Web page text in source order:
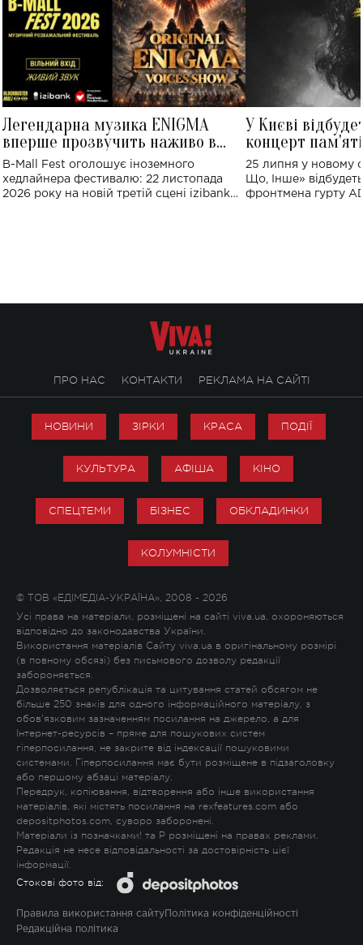
Легендарна музика ENIGMA
вперше прозвучить наживо в
Україні: де відбудеться концерт
B-Mall Fest оголошує іноземного
хедлайнера фестивалю: 22 листопада
2026 року на новій третій сцені izibank
У Києві
концерт
Клименка:
виконають
25 липня у новому
Що, Інше»
фронтмена гурту
ПРО НАС КОНТАКТИ РЕКЛАМА НА САЙТІ
НОВИНИ ЗІРКИ КРАСА ПОДІЇ
КУЛЬТУРА АФІША КІНО
СПЕЦТЕМИ БІЗНЕС ОБКЛАДИНКИ
КОЛУМНІСТИ
© ТОВ «ЕДІМЕДІА-УКРАЇНА», 2008 - 2026
Усі права на матеріали, розміщені на сайті viva.ua, охороняються
відповідно до законодавства України.
Використання матеріалів Сайту viva.ua в оригінальному розмірі
(в повному обсязі) без письмового дозволу редакції
забороняється.
Дозволяється републікація та цитування статей обсягом не
більше 250 знаків для одного інформаційного матеріалу, з
обов'язковим зазначенням посилання на джерело, а для
Інтернет-ресурсів – пряме для пошукових систем
гіперпосилання, не закрите від індексації пошуковими
системами. Гіперпосилання має бути розміщене в підзаголовку
або першому абзаці матеріалу.
Передрук, копіювання, відтворення або інше використання
матеріалів, які містять посилання на rexfeatures.com або
depositphotos.com, суворо заборонені.
Матеріали із позначками! та P розміщені на правах реклами.
Редакція не несе відповідальності за достовірність цієї
інформації.
Стокові фото від:
Правила використання сайту Політика конфіденційності
Редакційна політика